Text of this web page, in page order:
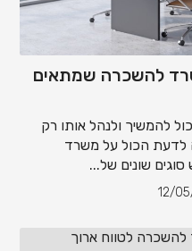
להשכרה שמתאים
להמשיך ולנהל אותו רק
לדעת הכול על משרד
שונים של...
12/